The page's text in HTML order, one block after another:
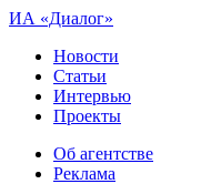
ИА «Диалог»
Новости
Статьи
Интервью
Проекты
Об агентстве
Реклама